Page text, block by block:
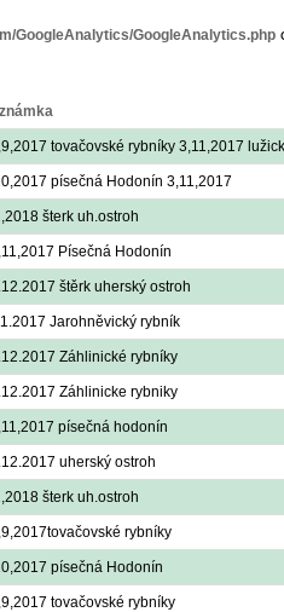
GoogleAnalytics/GoogleAnalytics.php
tovačovské rybníky 3,11,2017
písečná Hodonín 3,11,2017
šterk uh.ostroh
Písečná Hodonín
štěrk uherský ostroh
Jarohněvický rybník
Záhlinické rybníky
Záhlinicke rybniky
písečná hodonín
uherský ostroh
šterk uh.ostroh
rybníky
písečná Hodonín
tovačovské rybníky